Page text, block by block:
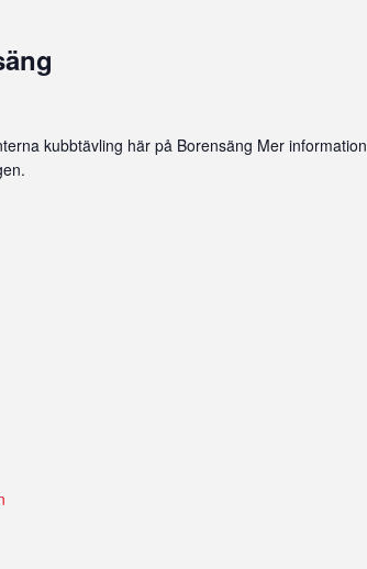
kubbtävling här på Borensäng Mer information